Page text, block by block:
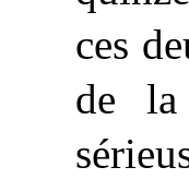
ces
de la